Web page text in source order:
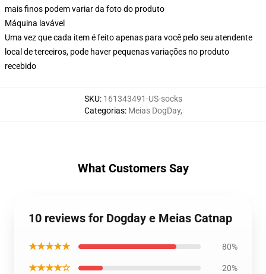
mais finos podem variar da foto do produto
Máquina lavável
Uma vez que cada item é feito apenas para você pelo seu atendente
local de terceiros, pode haver pequenas variações no produto
recebido
SKU: 161343491-US-socks
Categorias: Meias DogDay,
What Customers Say
10 reviews for Dogday e Meias Catnap
★★★★★ 80%
★★★★☆ 20%